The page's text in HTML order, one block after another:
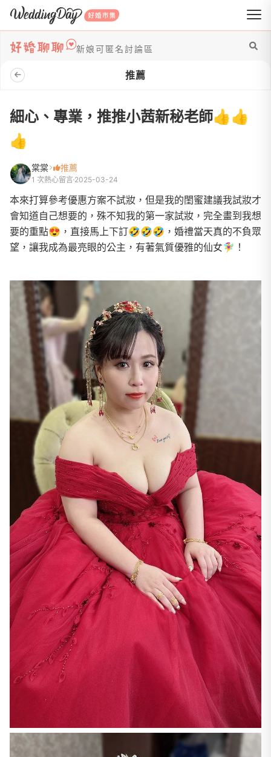
WeddingDay 好婚市集
新娘可匿名討論區
推薦
細心、專業，推推小茜新秘老師👍👍
👍
棠棠 推薦
1 次熱心留言 2025-03-24
本來打算參考優惠方案不試妝，但是我的閨蜜建議我試妝才
會知道自己想要的，殊不知我的第一家試妝，完全畫到我想
要的重點😍，直接馬上下訂🤣🤣🤣，婚禮當天真的不負眾
望，讓我成為最亮眼的公主，有著氣質優雅的仙女🧚‍♀️！